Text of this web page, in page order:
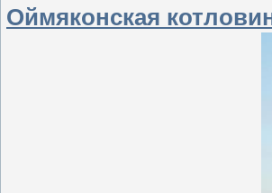
Оймяконская